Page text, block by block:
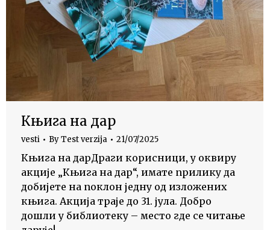
Књига на дар
vesti ByTest verzija 21/07/2025
Књига на дарДраги корисници, у оквиру
акције „Књига на дар“, имате прилику да
добијете на поклон једну од изложених
књига. Акција траје до 31. јула. Добро
дошли у библиотеку – место где се читање